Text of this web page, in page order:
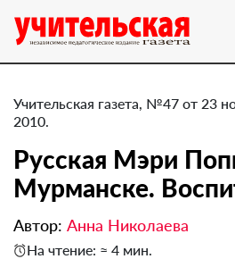
Учительская газета, №47 от 23
2010.
Русская Мэри
Мурманске.
Автор: Анна Николаева
На чтение: ≈ 4 мин.